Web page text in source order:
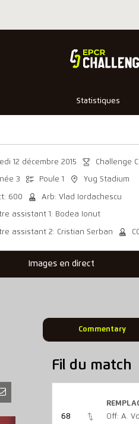
Statistiques
12 décembre 2015 Challenge
3 Poule 1 Yug Stadium
600 Arb: Vlad Iordachescu
assistant 1: Bodea Ionut
assistant 2: Cristian Serban
Images en direct
Commentary
Fil du match
68
Off: A.